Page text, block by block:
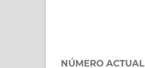
NÚMERO ACTUAL